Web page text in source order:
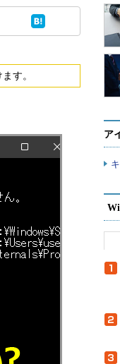
Test & Tools
す。
ア